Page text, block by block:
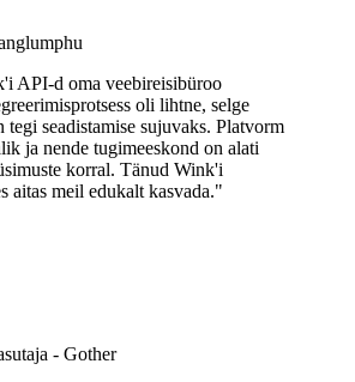
API-d oma veebireisibüroo
oli lihtne, selge
tegi seadistamise sujuvaks. Platvorm
ja nende tugimeeskond on alati
korral. Tänud Wink'i
aitas meil edukalt kasvada."
- Gother